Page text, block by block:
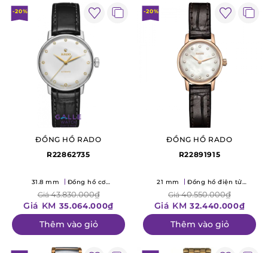
-20%
ĐỒNG HỒ RADO
R22862735
31.8 mm
Đồng hồ cơ
Giá43.830.000₫
Giá KM 35.064.000₫
Thêm vào giỏ
-20%
ĐỒNG HỒ RADO
R22891915
21 mm
Đồng hồ điện tử
Giá40.550.000₫
Giá KM 32.440.000₫
Thêm vào giỏ